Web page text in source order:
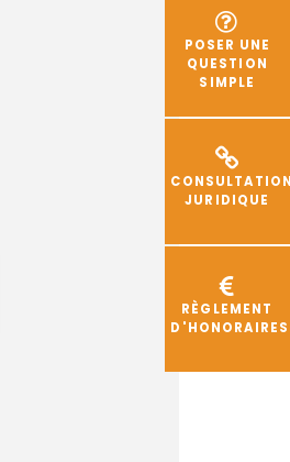
POSER UNE
QUESTION
SIMPLE
JURIDIQUE
RÈGLEMENT
D'HONORAIRES